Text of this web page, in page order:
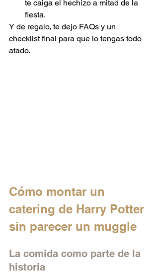
te caiga el hechizo a mitad de la
fiesta.
Y de regalo, te dejo FAQs y un
checklist final para que lo tengas todo
atado.
Cómo montar un
catering de Harry Potter
sin parecer un muggle
La comida como parte de la
historia